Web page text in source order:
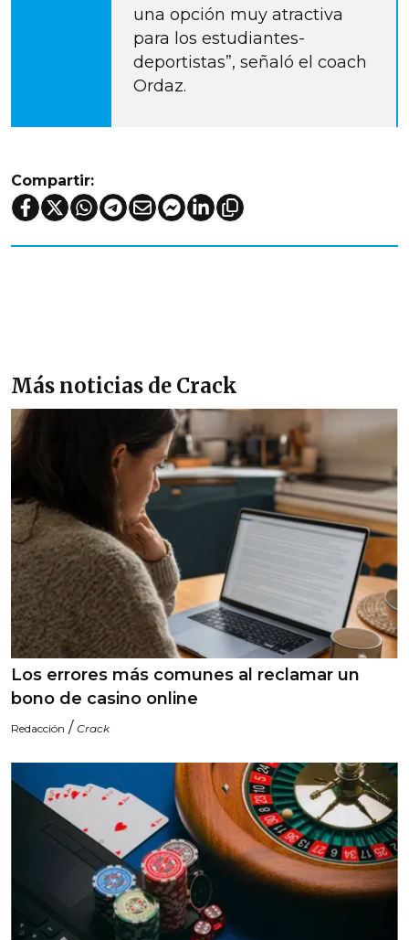
una opción muy atractiva
para los estudiantes-
deportistas”, señaló el coach
Ordaz.
Compartir:
Más noticias de Crack
Los errores más comunes al reclamar un
bono de casino online
Redacción / Crack